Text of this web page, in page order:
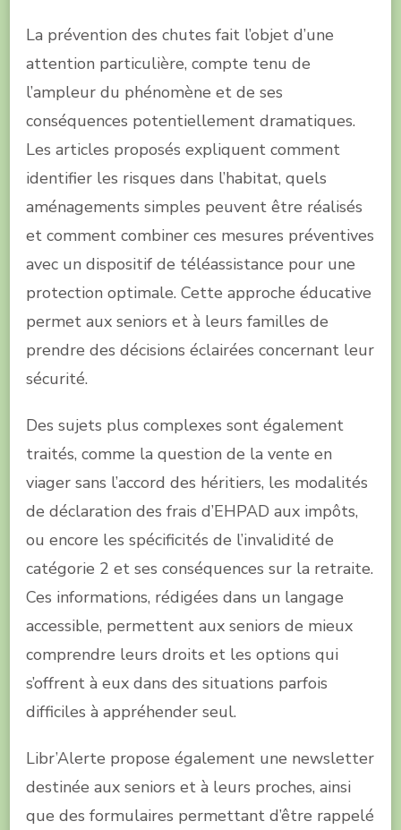
La prévention des chutes fait l’objet d’une
attention particulière, compte tenu de
l’ampleur du phénomène et de ses
conséquences potentiellement dramatiques.
Les articles proposés expliquent comment
identifier les risques dans l’habitat, quels
aménagements simples peuvent être réalisés
et comment combiner ces mesures préventives
avec un dispositif de téléassistance pour une
protection optimale. Cette approche éducative
permet aux seniors et à leurs familles de
prendre des décisions éclairées concernant leur
sécurité.
Des sujets plus complexes sont également
traités, comme la question de la vente en
viager sans l’accord des héritiers, les modalités
de déclaration des frais d’EHPAD aux impôts,
ou encore les spécificités de l’invalidité de
catégorie 2 et ses conséquences sur la retraite.
Ces informations, rédigées dans un langage
accessible, permettent aux seniors de mieux
comprendre leurs droits et les options qui
s’offrent à eux dans des situations parfois
difficiles à appréhender seul.
Libr’Alerte propose également une newsletter
destinée aux seniors et à leurs proches, ainsi
que des formulaires permettant d’être rappelé